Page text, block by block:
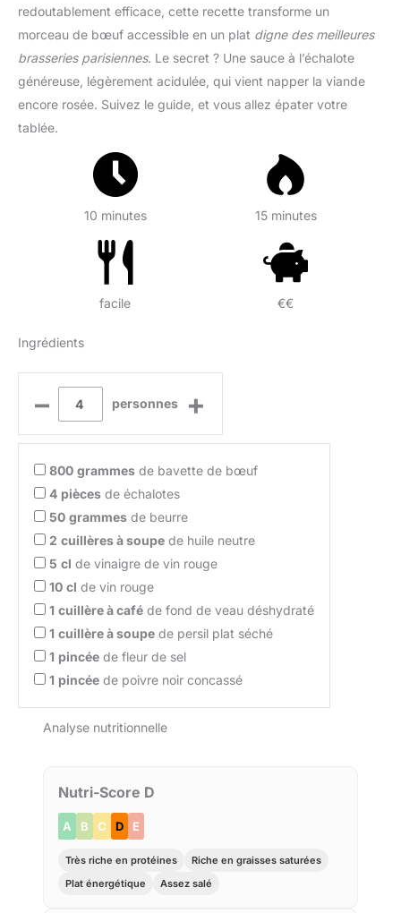
redoutablement efficace, cette recette transforme un
morceau de bœuf accessible en un plat digne des meilleures
brasseries parisiennes. Le secret ? Une sauce à l’échalote
généreuse, légèrement acidulée, qui vient napper la viande
encore rosée. Suivez le guide, et vous allez épater votre
tablée.
10 minutes 15 minutes
facile €€
Ingrédients
– personnes +
800 grammes de bavette de bœuf
4 pièces de échalotes
50 grammes de beurre
2 cuillères à soupe de huile neutre
5 cl de vinaigre de vin rouge
10 cl de vin rouge
1 cuillère à café de fond de veau déshydraté
1 cuillère à soupe de persil plat séché
1 pincée de fleur de sel
1 pincée de poivre noir concassé
Analyse nutritionnelle
Nutri-Score D
A B C D E
Très riche en protéines
Riche en graisses saturées
Plat énergétique
Assez salé